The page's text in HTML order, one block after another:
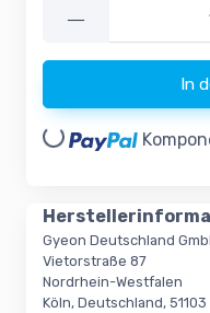
—
In
Gyeon Deutschland
Vietorstraße 87
Nordrhein-Westfalen
Köln, Deutschland, 51103